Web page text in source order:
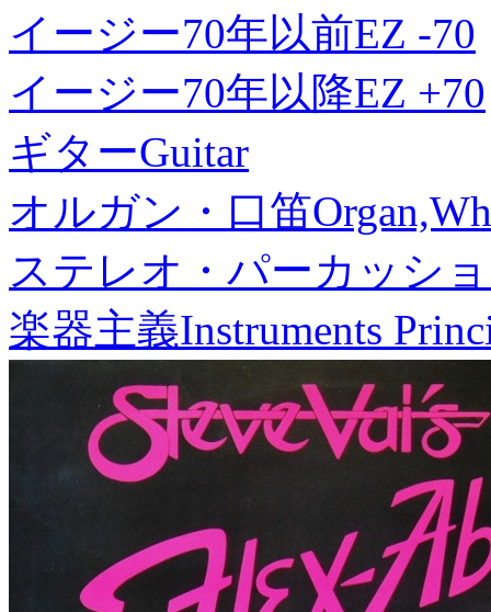
イージー70年以前EZ -70
イージー70年以降EZ +70
ギターGuitar
オルガン・口笛
ステレオ・パーカッシ
楽器主義Instruments